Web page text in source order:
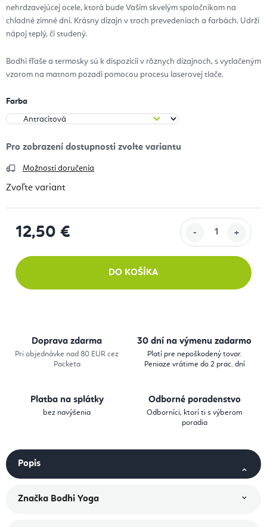
nehrdzavejúcej ocele, ktorá bude Vašim skvelým spoločníkom na
chladné zimné dni. Krásny dizajn v troch prevedeniach a farbách. Udrží
nápoj teplý, či studený.
Bodhi fľaše a termosky sú k dispozícii v rôznych dizajnoch, s vytlačeným
vzorom na matnom pozadí pomocou procesu laserovej tlače.
Farba
Možnosti doručenia
Zvoľte variant
12,50 €
DO KOŠÍKA
Doprava zdarma
Pri objednávke nad 80 EUR cez
Packeta
30 dní na výmenu zadarmo
Platí pre nepoškodený tovar.
Peniaze vrátime do 2 prac. dní
Platba na splátky
bez navýšenia
Odborné poradenstvo
Odborníci, ktorí ti s výberom
poradia
Popis
Značka Bodhi Yoga